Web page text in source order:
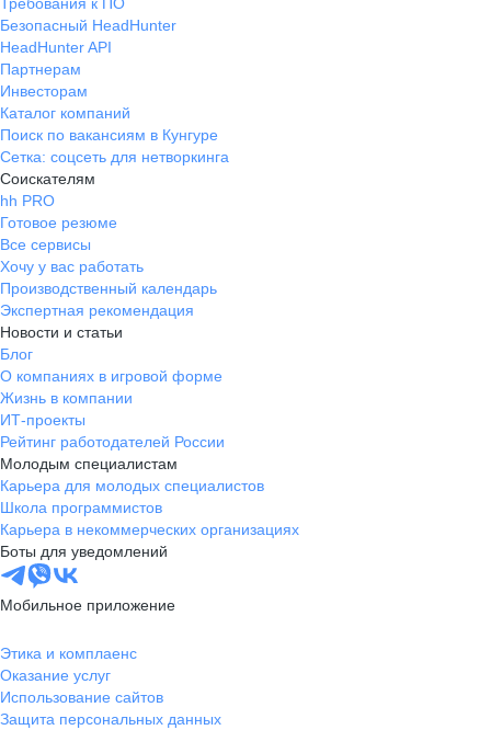
Безопасный HeadHunter
HeadHunter API
Партнерам
Инвесторам
Каталог компаний
Поиск по вакансиям в Кунгуре
Сетка: соцсеть для нетворкинга
Соискателям
hh PRO
Готовое резюме
Все сервисы
Хочу у вас работать
Производственный календарь
Экспертная рекомендация
Новости и статьи
Блог
О компаниях в игровой форме
Жизнь в компании
ИТ-проекты
Рейтинг работодателей России
Молодым специалистам
Карьера для молодых специалистов
Школа программистов
Карьера в некоммерческих организациях
Боты для уведомлений
Мобильное приложение
Этика и комплаенс
Оказание услуг
Использование сайтов
Защита персональных данных